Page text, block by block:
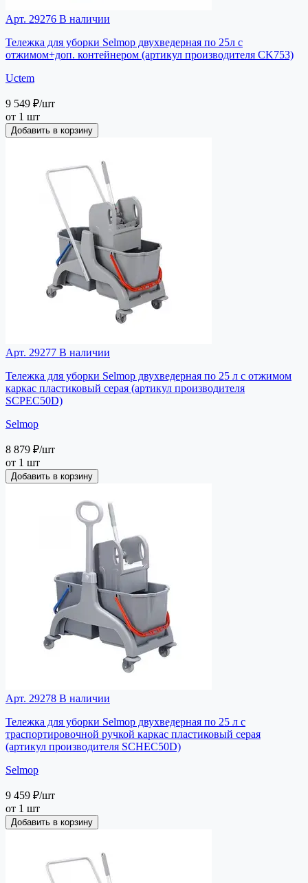
Арт. 29276 В наличии
Тележка для уборки Selmop двухведерная по 25л с
отжимом+доп. контейнером (артикул производителя CK753)
Uctem
9 549 ₽/шт
от 1 шт
Добавить в корзину
Арт. 29277 В наличии
Тележка для уборки Selmop двухведерная по 25 л с отжимом
каркас пластиковый серая (артикул производителя
SCPEC50D)
Selmop
8 879 ₽/шт
от 1 шт
Добавить в корзину
Арт. 29278 В наличии
Тележка для уборки Selmop двухведерная по 25 л с
траспортировочной ручкой каркас пластиковый серая
(артикул производителя SCHEC50D)
Selmop
9 459 ₽/шт
от 1 шт
Добавить в корзину